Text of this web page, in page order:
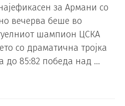
за Армани со
вечерва беше во
шампион ЦСКА
со драматична тројка
до 85:82 победа над …